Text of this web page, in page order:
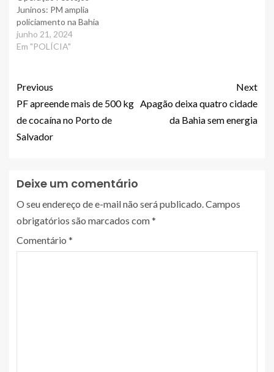
Juninos: PM amplia
policiamento na Bahia
junho 21, 2024
Em "POLÍCIA"
Previous
PF apreende mais de 500 kg
de cocaína no Porto de
Salvador
Next
Apagão deixa quatro cidade
da Bahia sem energia
Deixe um comentário
O seu endereço de e-mail não será publicado.Campos
obrigatórios são marcados com*
Comentário *